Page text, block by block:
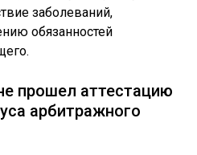
заболеваний,
обязанностей
прошел аттестацию
арбитражного